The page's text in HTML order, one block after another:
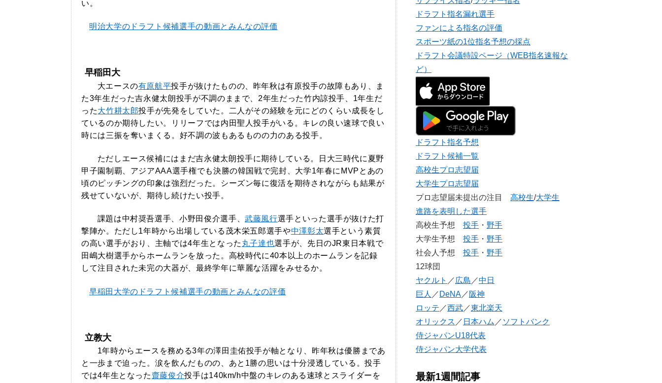
い。
明治大学のドラフト候補選手の動画とみんなの評価
早稲田大
大エースの有原航平投手が抜けたものの、昨年秋は有原投手の故障もあり、ま
た3年生だった吉永健太朗投手が不調のままで、2年生だった竹内諒投手、1年生だ
った大竹耕太郎投手が先発をしていた。二人がその経験を元にどのくらい成長をし
ているのか期待したい。リリーフでは内田聖人投手がいる。キレの良い速球で良い
時には三振を奪いまくる。好不調の波もあるものの力のある投手。
ただしエース候補にはまだ吉永健太朗投手に期待している。日大三時代に夏野
甲子園制覇、アジアAAA選手権でも決勝の韓国戦で完封、大学1年春にMVPとあの
頃のピッチングの印象は強烈だった。シーズン毎に復活を期待されながらも結果が
残せていないが、期待し続けたい投手。
課題は中村奨吾選手、小野田俊介選手、武藤風行選手といった選手が抜けた打
撃陣か。ただし1年時から出場している茂木栄五郎選手や中澤彰太選手という素質
の高い選手がおり、主軸では4年生となった 丸子達也選手が、先日のJR東日本戦で
田嶋大樹選手からホームランを放った。高校時代に40本以上のホームランを記録
して注目された未完の大器が、最終学年に華麗な活躍をみせるか。
早稲田大学のドラフト候補選手の動画とみんなの評価
立教大
1年時からエースを務める3年の澤田圭佑投手が軸となり、昨年秋は優勝まであ
と一歩まで迫った。涙を飲んだものの、あと1勝の思いは十分浸透している。投手
では4年生となった齋藤俊介投手は140km/h中盤のキレのある速球とスライダーを
ドラフト指名漏れ選手
ファンによる指名の評価
スポーツ紙の1位指名予想の採点
ドラフト会議特設ページ（WEB指名速報な
ど）
ドラフト指名予想
ドラフト候補一覧
高校生プロ志望届
大学生プロ志望届
プロ志望届未提出の注目 高校生/大学生
進路を表明した選手
高校生予想 投手 ・ 野手
大学生予想 投手 ・ 野手
社会人予想 投手 ・ 野手
12球団
ヤクルト ／ 広島 ／中日
巨人 ／ DeNA ／ 阪神
ロッテ ／西武 ／東北楽天
オリックス ／ 日本ハム ／ ソフトバンク
侍ジャパンU18代表
侍ジャパン大学代表
最新1週間記事